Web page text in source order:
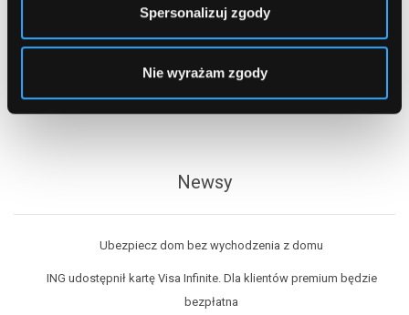
Spersonalizuj zgody
Nie wyrażam zgody
Bank Pocztowy
BNP Paribas
Citi Handlowy
ING Bank Śląski
Millennium
neoBank
Nest Bank
Newsy
Ubezpiecz dom bez wychodzenia z domu
ING udostępnił kartę Visa Infinite. Dla klientów premium będzie
bezpłatna